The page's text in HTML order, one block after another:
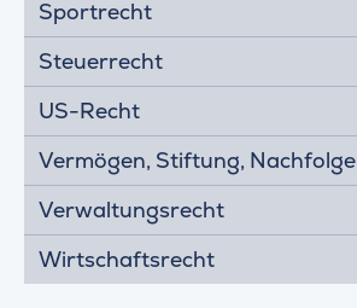
Sportrecht
Steuerrecht
US-Recht
Vermögen, Stiftung, Nachfolge
Verwaltungsrecht
Wirtschaftsrecht